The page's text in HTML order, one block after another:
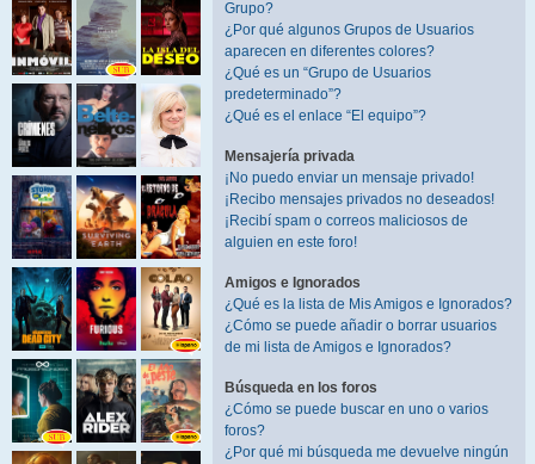
Grupo?
¿Por qué algunos Grupos de Usuarios
aparecen en diferentes colores?
¿Qué es un “Grupo de Usuarios
predeterminado”?
¿Qué es el enlace “El equipo”?
Mensajería privada
¡No puedo enviar un mensaje privado!
¡Recibo mensajes privados no deseados!
¡Recibí spam o correos maliciosos de
alguien en este foro!
Amigos e Ignorados
¿Qué es la lista de Mis Amigos e Ignorados?
¿Cómo se puede añadir o borrar usuarios
de mi lista de Amigos e Ignorados?
Búsqueda en los foros
¿Cómo se puede buscar en uno o varios
foros?
¿Por qué mi búsqueda me devuelve ningún